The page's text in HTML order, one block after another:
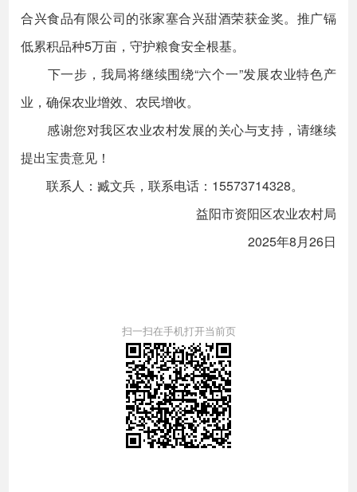
合兴食品有限公司的张家塞合兴甜酒荣获金奖。推广镉
低累积品种5万亩，守护粮食安全根基。
下一步，我局将继续围绕“六个一”发展农业特色产
业，确保农业增效、农民增收。
感谢您对我区农业农村发展的关心与支持，请继续
提出宝贵意见！
联系人：臧文兵，联系电话：15573714328。
益阳市资阳区农业农村局
2025年8月26日
扫一扫在手机打开当前页